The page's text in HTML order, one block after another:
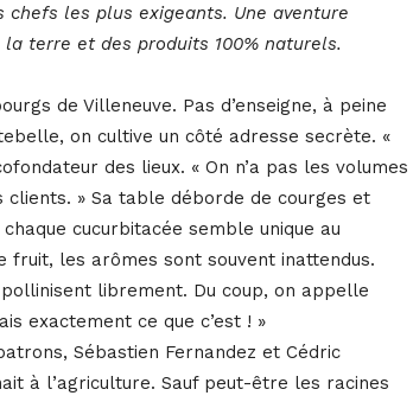
les plus exigeants. Une aventure
terre et des produits 100% naturels.
de Villeneuve. Pas d’enseigne, à peine
on cultive un côté adresse secrète. «
des lieux. « On n’a pas les volumes
» Sa table déborde de courges et
cucurbitacée semble unique au
fruit, les arômes sont souvent inattendus.
librement. Du coup, on appelle
exactement ce que c’est ! »
Sébastien Fernandez et Cédric
à l’agriculture. Sauf peut-être les racines